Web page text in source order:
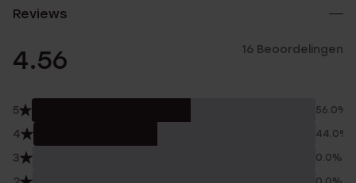
Reviews
4.56 16 Beoordelingen
5 56.0%
4 44.0%
3 0.0%